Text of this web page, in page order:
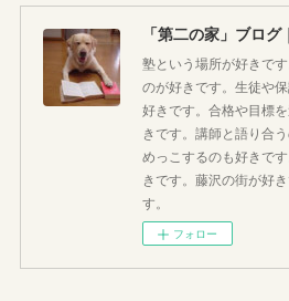
塾という場所が好きで
のが好きです。生徒や
好きです。合格や目標
きです。講師と語り合
めっこするのも好きで
きです。藤沢の街が好
す。
フォロー